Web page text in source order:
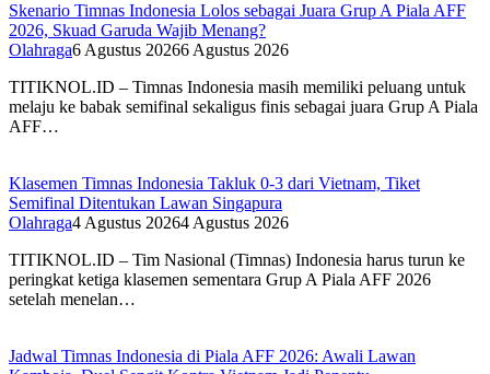
Skenario Timnas Indonesia Lolos sebagai Juara Grup A Piala AFF
2026, Skuad Garuda Wajib Menang?
Olahraga6 Agustus 20266 Agustus 2026
TITIKNOL.ID – Timnas Indonesia masih memiliki peluang untuk
melaju ke babak semifinal sekaligus finis sebagai juara Grup A Piala
AFF…
Klasemen Timnas Indonesia Takluk 0-3 dari Vietnam, Tiket
Semifinal Ditentukan Lawan Singapura
Olahraga4 Agustus 20264 Agustus 2026
TITIKNOL.ID – Tim Nasional (Timnas) Indonesia harus turun ke
peringkat ketiga klasemen sementara Grup A Piala AFF 2026
setelah menelan…
Jadwal Timnas Indonesia di Piala AFF 2026: Awali Lawan